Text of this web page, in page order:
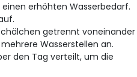
erhöhten Wasserbedarf.
getrennt voneinander
Wasserstellen an.
den Tag verteilt, um die